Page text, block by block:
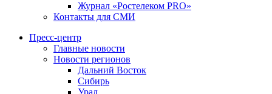
Журнал «Ростелеком PRO»
Контакты для СМИ
Пресс-центр
Главные новости
Новости регионов
Дальний Восток
Сибирь
Урал